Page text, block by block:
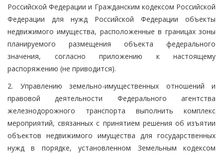
Российской Федерации и Гражданским кодексом Российской
Федерации для нужд Российской Федерации объекты
недвижимого имущества, расположенные в границах зоны
планируемого размещения объекта федерального
значения, согласно приложению к настоящему
распоряжению (не приводится).
2. Управлению земельно-имущественных отношений и
правовой деятельности Федерального агентства
железнодорожного транспорта выполнить комплекс
мероприятий, связанных с принятием решения об изъятии
объектов недвижимого имущества для государственных
нужд в порядке, установленном Земельным кодексом